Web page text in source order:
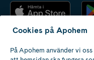
Apotek med tillstånd
Cookies på Apohem
På Apohem använder vi